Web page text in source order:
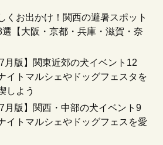
くお出かけ！関西の避暑スポット
選【大阪・京都・兵庫・滋賀・奈
7月版】関東近郊の犬イベント12
イトマルシェやドッグフェスタを
しよう
7月版】関西・中部の犬イベント9
イトマルシェやドッグフェスを愛